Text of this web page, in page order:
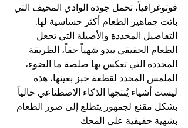
فوتوغرافياً، تحمل جودة الوادي المخيف التي
باتت جماهير الطعام أكثر حساسية لها.
التفاصيل المحددة والأصيلة التي تجعل
الطعام الحقيقي يبدو شهياً حقاً، الطريقة
المحددة التي تعكس بها صلصة ما الضوء،
الملمس المحدد لقطعة خبز بعينها، هذه
ليست أشياء يُنتجها الذكاء الاصطناعي حالياً
بشكل مقنع لجمهور يتطلع إلى صور الطعام
بشهية حقيقية على المحك.